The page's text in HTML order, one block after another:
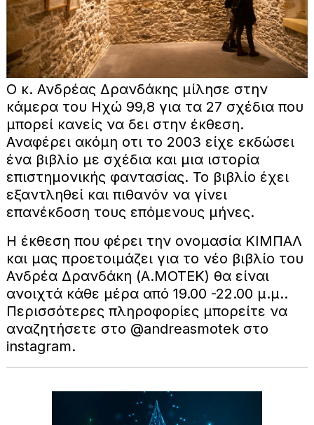
Ο κ. Ανδρέας Δρανδάκης μίλησε στην
κάμερα του Ηχώ 99,8 για τα 27 σχέδια που
μπορεί κανείς να δει στην έκθεση.
Αναφέρει ακόμη οτι το 2003 είχε εκδώσει
ένα βιβλίο με σχέδια και μια ιστορία
επιστημονικής φαντασίας. Το βιβλίο έχει
εξαντληθεί και πιθανόν να γίνει
επανέκδοση τους επόμενους μήνες.
Η έκθεση που φέρει την ονομασία ΚΙΜΠΑΛ
και μας προετοιμάζει για το νέο βιβλίο του
Ανδρέα Δρανδάκη (Α.ΜΟΤΕΚ) θα είναι
ανοιχτά κάθε μέρα από 19.00 -22.00 μ.μ..
Περισσότερες πληροφορίες μπορείτε να
αναζητήσετε στο @andreasmotek στο
instagram.